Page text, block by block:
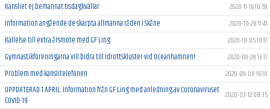
Kansliet ej bemannat tisdagkvällar 2020-11-16 10:59
Information angående de skärpta allmänna råden i Skåne 2020-10-28 11:41
Kallelse till extra årsmöte med GF Ling 2020-10-05 10:17
Gymnastikföreningarna vill bidra till idrottskluster vid Oceanhamnen! 2020-09-28 13:17
Problem med kanslitelefonen 2020-09-08 16:10
UPPDATERAD 1 APRIL: Information från GF Ling med anledning av Coronaviruset
COVID-19
2020-03-12 08:35